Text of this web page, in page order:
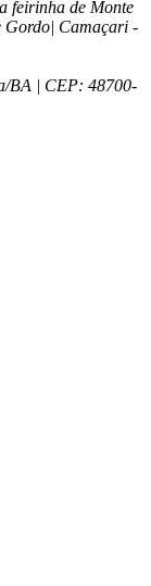
feirinha de Monte
Gordo| Camaçari -
BA | CEP: 48700-